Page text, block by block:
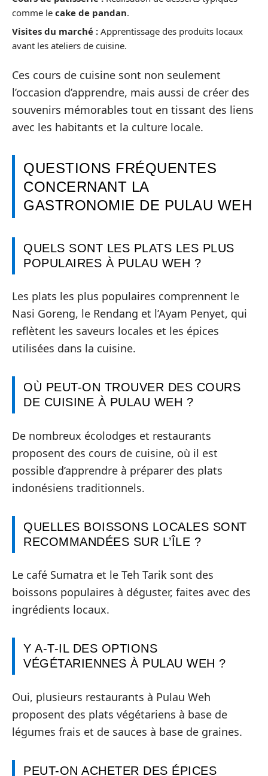
comme le cake de pandan.
Visites du marché : Apprentissage des produits locaux
avant les ateliers de cuisine.
Ces cours de cuisine sont non seulement
l’occasion d’apprendre, mais aussi de créer des
souvenirs mémorables tout en tissant des liens
avec les habitants et la culture locale.
QUESTIONS FRÉQUENTES
CONCERNANT LA
GASTRONOMIE DE PULAU WEH
QUELS SONT LES PLATS LES PLUS
POPULAIRES À PULAU WEH ?
Les plats les plus populaires comprennent le
Nasi Goreng, le Rendang et l’Ayam Penyet, qui
reflètent les saveurs locales et les épices
utilisées dans la cuisine.
OÙ PEUT-ON TROUVER DES COURS
DE CUISINE À PULAU WEH ?
De nombreux écolodges et restaurants
proposent des cours de cuisine, où il est
possible d’apprendre à préparer des plats
indonésiens traditionnels.
QUELLES BOISSONS LOCALES SONT
RECOMMANDÉES SUR L’ÎLE ?
Le café Sumatra et le Teh Tarik sont des
boissons populaires à déguster, faites avec des
ingrédients locaux.
Y A-T-IL DES OPTIONS
VÉGÉTARIENNES À PULAU WEH ?
Oui, plusieurs restaurants à Pulau Weh
proposent des plats végétariens à base de
légumes frais et de sauces à base de graines.
PEUT-ON ACHETER DES ÉPICES